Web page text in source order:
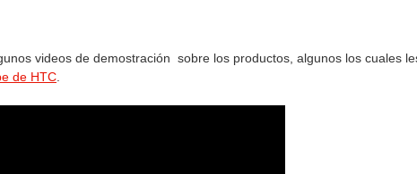
videos de demostración sobre los productos, algunos los cuales
de HTC